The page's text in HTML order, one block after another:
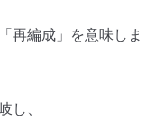
再編成」を意味しま
し、